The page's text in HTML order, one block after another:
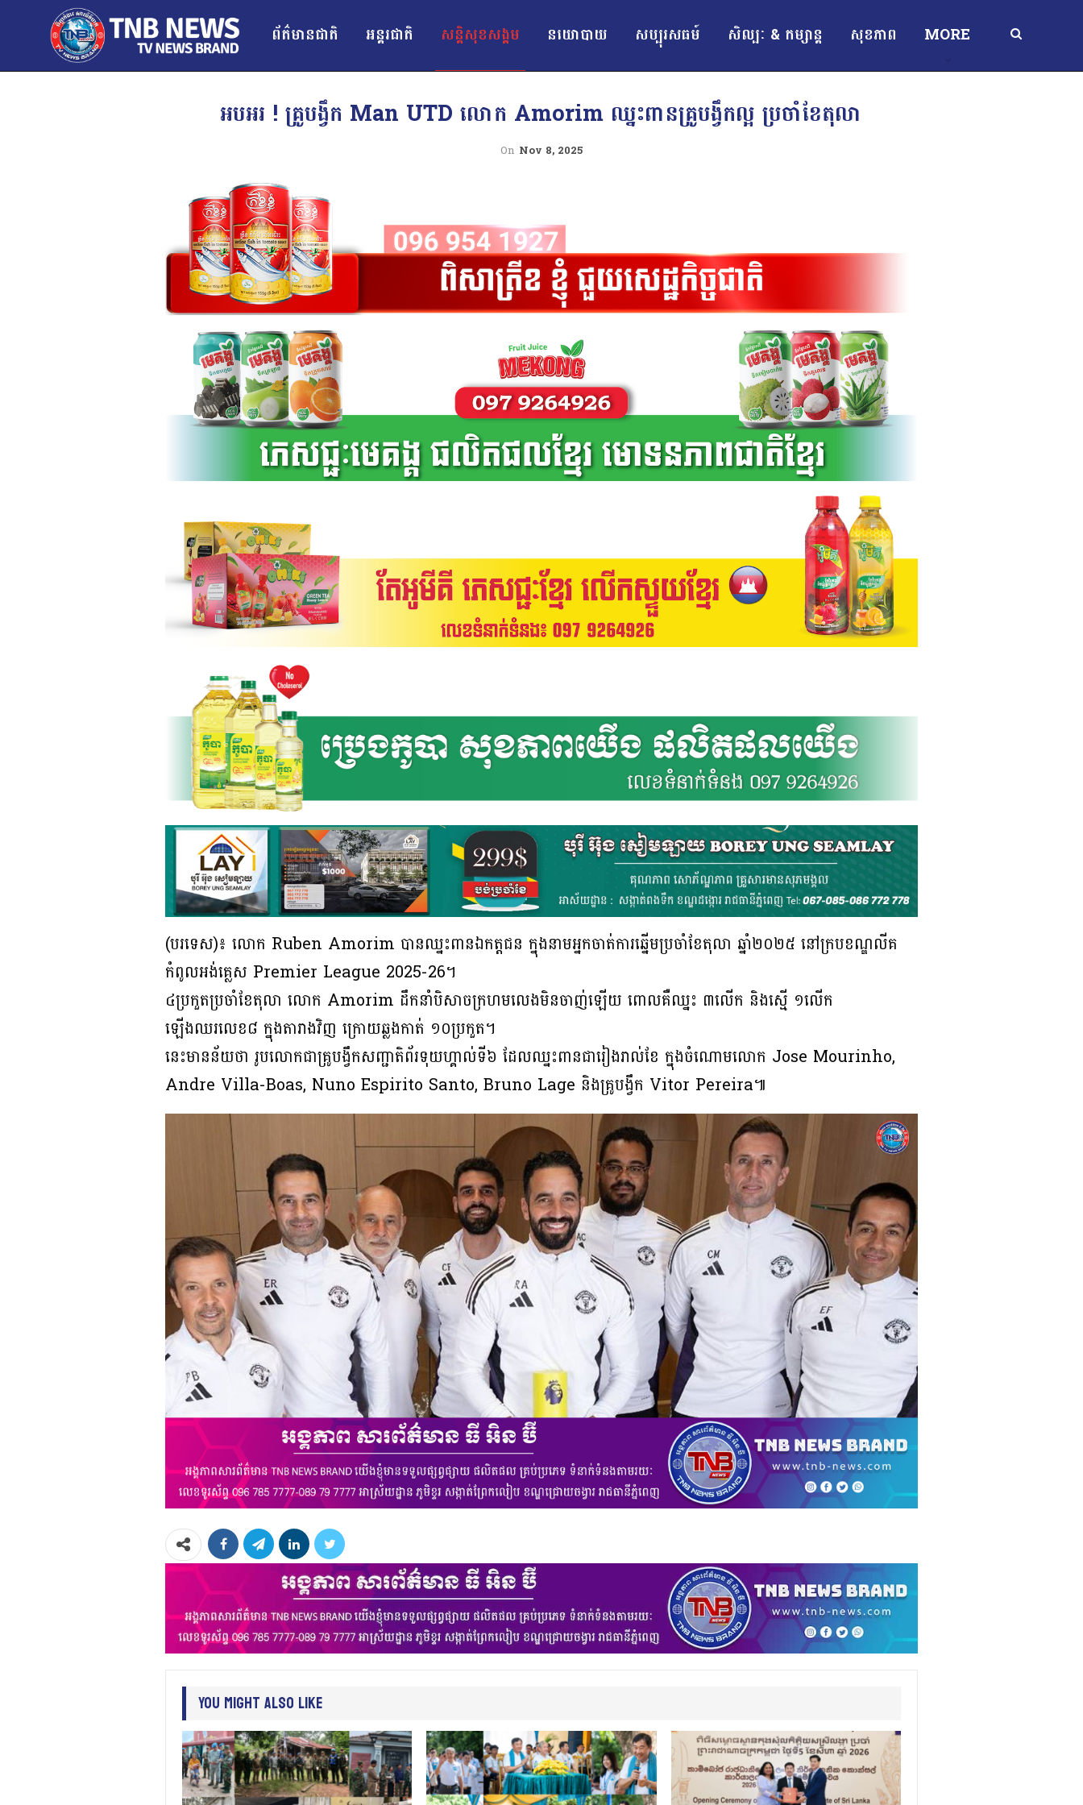
ព័ត៌មានជាតិ អន្ដរជាតិ សន្តិសុខសង្គម នយោបាយ សប្បុរសធម៍ សិល្បៈ & កម្សាន្ត សុខភាព MORE
អបអរ ! គ្រូបង្វឹក Man UTD លោក Amorim ឈ្នះពានគ្រូបង្វឹកល្អ ប្រចាំខែតុលា
On Nov 8, 2025
(បរទេស)៖ លោក Ruben Amorim បានឈ្នះពានឯកត្តជន ក្នុងនាមអ្នកចាត់ការឆ្នើមប្រចាំខែតុលា ឆ្នាំ២០២៥ នៅក្របខណ្ឌលីគ
កំពូលអង់គ្លេស Premier League 2025-26។
៤ប្រកួតប្រចាំខែតុលា លោក Amorim ដឹកនាំបិសាចក្រហមលេងមិនចាញ់ឡើយ ពោលគឺឈ្នះ ៣លើក និងស្មើ ១លើក
ឡើងឈរលេខ៨ ក្នុងតារាងវិញ ក្រោយឆ្លងកាត់ ១០ប្រកួត។
នេះមានន័យថា រូបលោកជាគ្រូបង្វឹកសញ្ជាតិព័រទុយហ្គាល់ទី៦ ដែលឈ្នះពានជារៀងរាល់ខែ ក្នុងចំណោមលោក Jose Mourinho,
Andre Villa-Boas, Nuno Espirito Santo, Bruno Lage និងគ្រូបង្វឹក Vitor Pereira៕
You Might Also Like